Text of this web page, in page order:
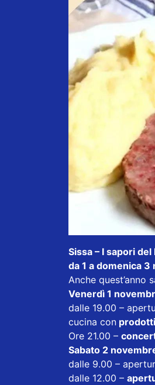
Sissa – I sapori del
da 1 a domenica 3
Anche quest’anno
Venerdì 1
dalle 19.00 –
cucina con
Ore 21.00 –
Sabato 2
dalle 9.00 –
dalle 12.00 –